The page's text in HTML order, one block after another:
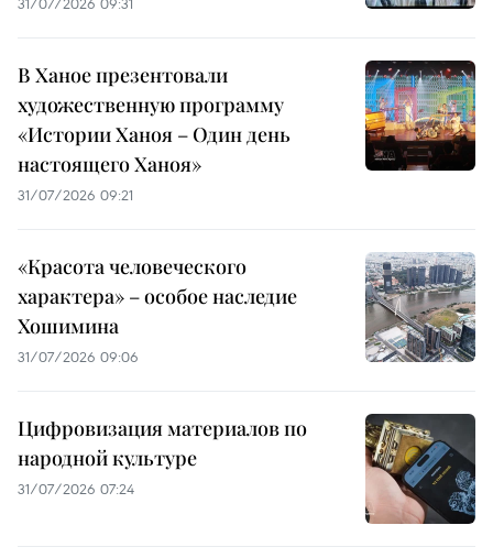
В Ханое презентовали
художественную программу
«Истории Ханоя – Один день
настоящего Ханоя»
31/07/2026 09:21
«Красота человеческого
характера» – особое наследие
Хошимина
31/07/2026 09:06
Цифровизация материалов по
народной культуре
31/07/2026 07:24